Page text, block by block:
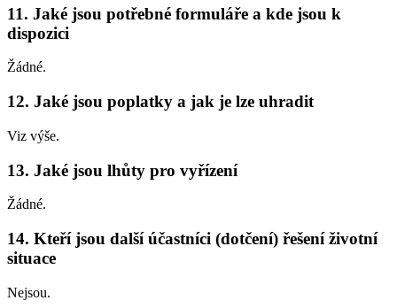
11. Jaké jsou potřebné formuláře a kde jsou k
dispozici
Žádné.
12. Jaké jsou poplatky a jak je lze uhradit
Viz výše.
13. Jaké jsou lhůty pro vyřízení
Žádné.
14. Kteří jsou další účastníci (dotčení) řešení životní
situace
Nejsou.